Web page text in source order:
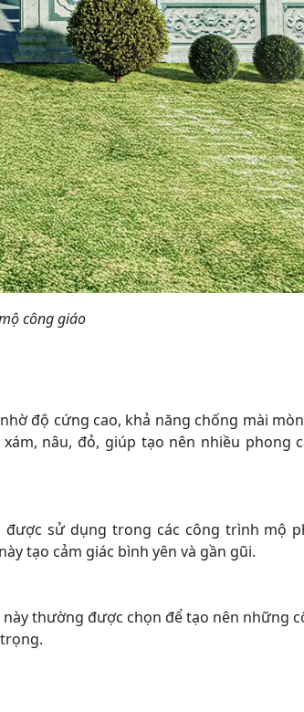
công giáo
độ cứng cao, khả năng chống mài
nâu, đỏ, giúp tạo nên nhiều phong
sử dụng trong các công trình mộ
tạo cảm giác bình yên và gần gũi.
thường được chọn để tạo nên những